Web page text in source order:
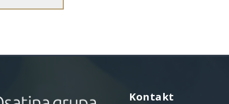
Kontakt